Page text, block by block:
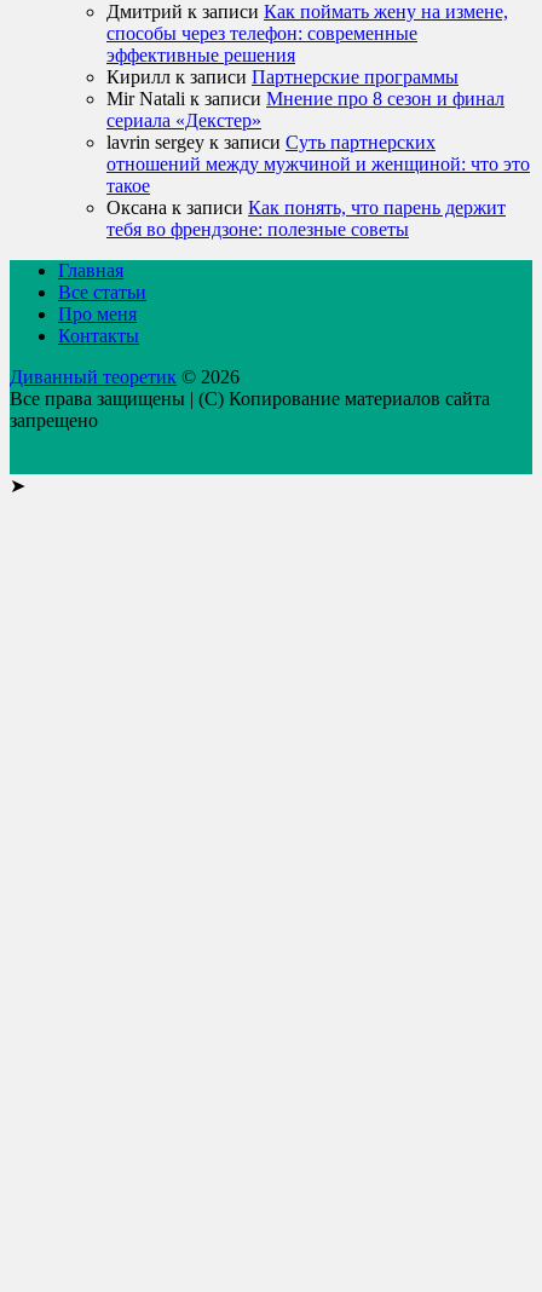
Дмитрий к записи Как поймать жену на измене,
способы через телефон: современные
эффективные решения
Кирилл к записи Партнерские программы
Mir Natali к записи Мнение про 8 сезон и финал
сериала «Декстер»
lavrin sergey к записи Суть партнерских
отношений между мужчиной и женщиной: что это
такое
Оксана к записи Как понять, что парень держит
тебя во френдзоне: полезные советы
Главная
Все статьи
Про меня
Контакты
Диванный теоретик © 2026
Все права защищены | (C) Копирование материалов сайта
запрещено
➤